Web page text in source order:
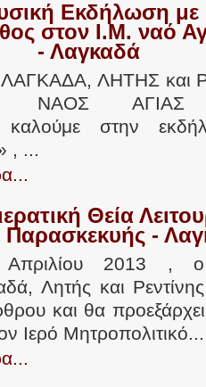
Εκδήλωση με
στον Ι.Μ. ναό
- Λαγκαδά
ΛΗΤΗΣ και
ΝΑΟΣ ΑΓΙΑΣ
στην
, ...
Θεία
Παρασκεκυής -
2013 , ο
Λητής και
και θα προεξάρχει
Ιερό Μητροπολιτικό...